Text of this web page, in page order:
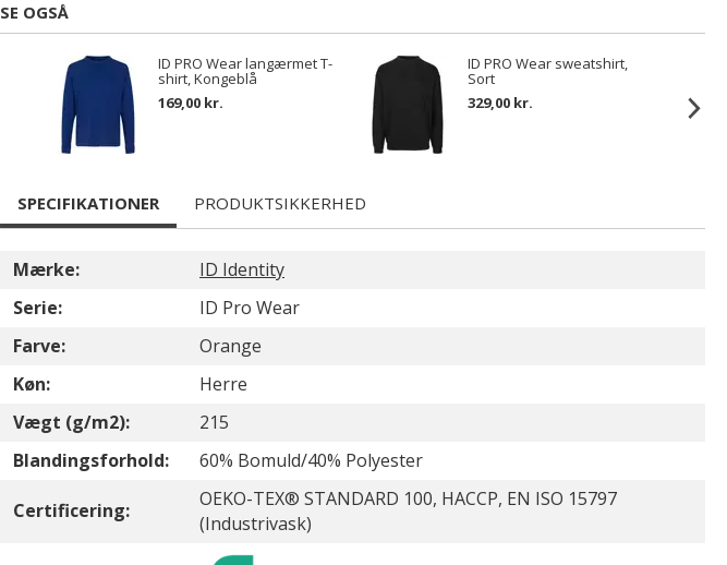
SE OGSÅ
ID PRO Wear langærmet T-
shirt, Kongeblå
169,00 kr.
ID PRO Wear sweatshirt,
Sort
329,00 kr.
SPECIFIKATIONER PRODUKTSIKKERHED
Mærke:
ID Identity
Serie:
ID Pro Wear
Farve:
Orange
Køn:
Herre
Vægt (g/m2):
215
Blandingsforhold:
60% Bomuld/40% Polyester
Certificering:
OEKO-TEX® STANDARD 100, HACCP, EN ISO 15797
(Industrivask)